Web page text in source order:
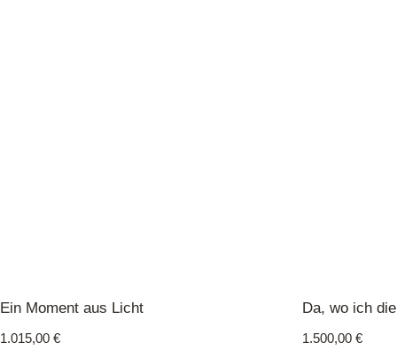
Ein Moment aus Licht
1.015,00 €
Da, wo ich
1.500,00 €